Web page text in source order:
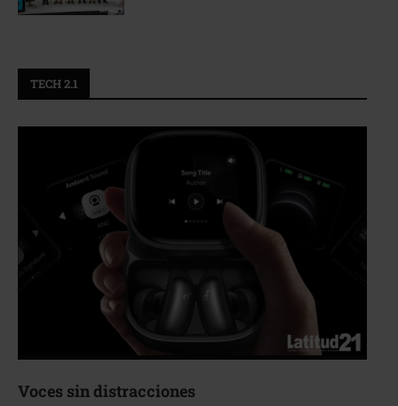
TECH 2.1
Voces sin distracciones